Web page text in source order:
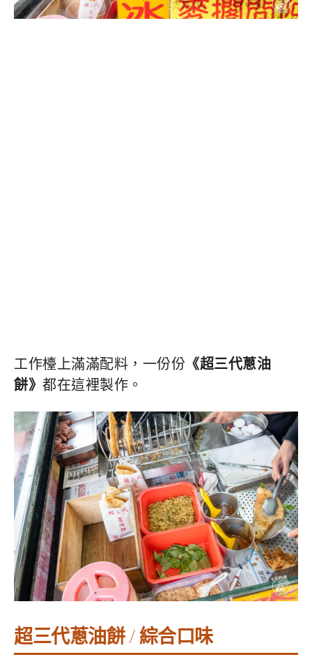
工作檯上滿滿配料，一份份 《超三代蔥油
餅》 都在這裡製作。
超三代蔥油餅 / 綜合口味